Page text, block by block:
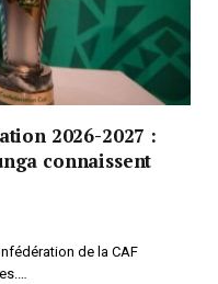
2026-2027 :
connaissent
de la CAF